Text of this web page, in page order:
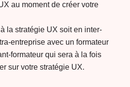
au moment de créer votre
la stratégie UX soit en inter-
entreprise avec un formateur
formateur qui sera à la fois
sur votre stratégie UX.